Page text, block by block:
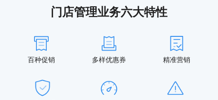
门店管理业务六大特性
百种促销 多样优惠券 精准营销